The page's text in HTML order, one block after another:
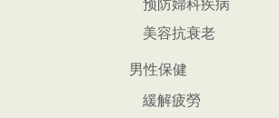
美容抗衰老
男性保健
緩解疲勞